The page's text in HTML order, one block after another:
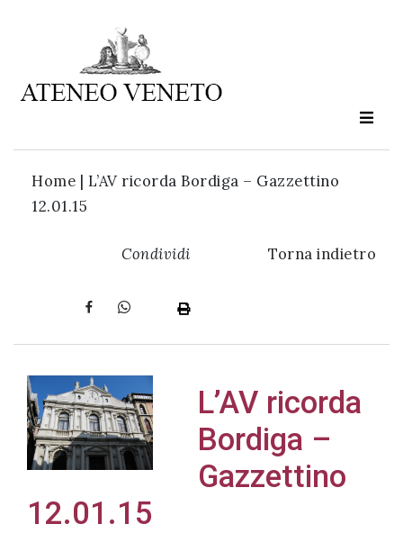
Home | L’AV ricorda Bordiga – Gazzettino
12.01.15
Condividi Torna indietro
L’AV ricorda
Bordiga –
Gazzettino
12.01.15
Ateneo
è
cultura
Acconsento
all'uso dei